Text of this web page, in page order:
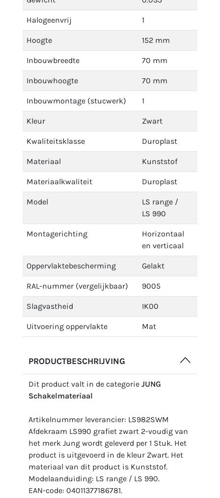
Halogeenvrij 1
Hoogte 152 mm
Inbouwbreedte 70 mm
Inbouwhoogte 70 mm
Inbouwmontage (stucwerk) 1
Kleur Zwart
Kwaliteitsklasse Duroplast
Materiaal Kunststof
Materiaalkwaliteit Duroplast
Model
LS range /
LS 990
Montagerichting
Horizontaal
en verticaal
Oppervlaktebescherming Gelakt
RAL-nummer (vergelijkbaar) 9005
Slagvastheid IK00
Uitvoering oppervlakte Mat
PRODUCTBESCHRIJVING
Dit product valt in de categorie JUNG
Schakelmateriaal
Artikelnummer leverancier: LS982SWM
Afdekraam LS990 grafiet zwart 2-voudig van
het merk Jung wordt geleverd per 1 Stuk. Het
product is uitgevoerd in de kleur Zwart. Het
materiaal van dit product is Kunststof.
Modelaanduiding: LS range / LS 990.
EAN-code: 04011377186781.